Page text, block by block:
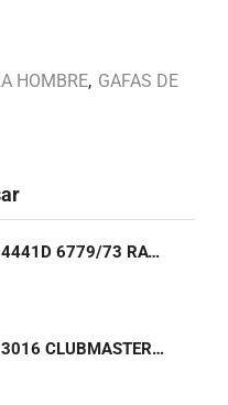
HOMBRE, GAFAS DE
GAFAS DE SOL RB 4441D 6779/73 RAY-BAN
GAFAS DE SOL RB 3016 CLUBMASTER 6879/56 RAY-BAN